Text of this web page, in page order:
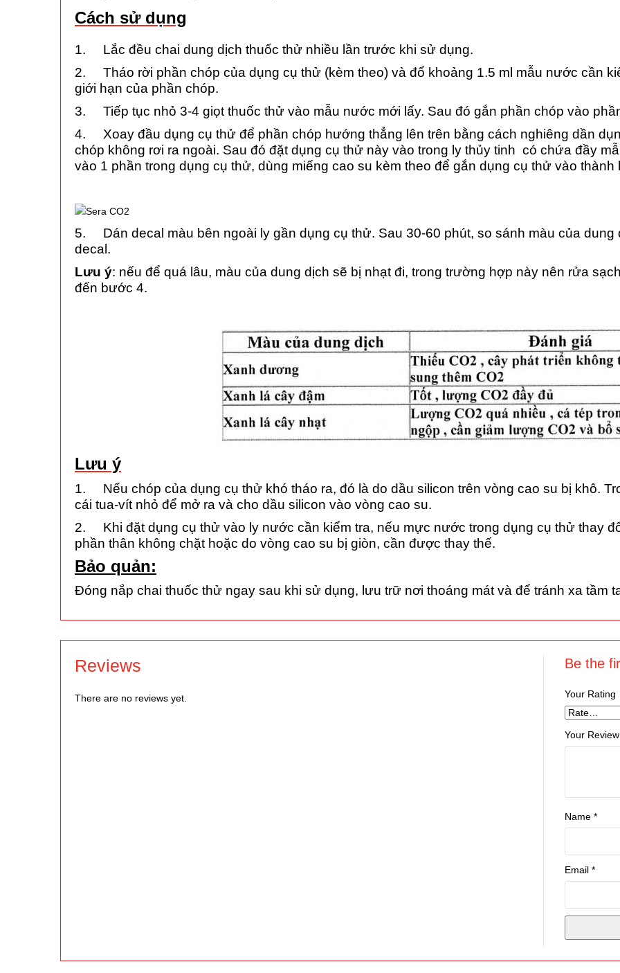
Cách sử dụng
1. Lắc đều chai dung dịch thuốc thử nhiều lần trước khi sử dụng.
2. Tháo rời phần chóp của dụng cụ thử (kèm theo) và đổ khoảng 1.5 ml mẫu nước cần
giới hạn của phần chóp.
3. Tiếp tục nhỏ 3-4 giọt thuốc thử vào mẫu nước mới lấy. Sau đó gắn phần chóp vào
4. Xoay đầu dụng cụ thử để phần chóp hướng thẳng lên trên bằng cách nghiêng dần
chóp không rơi ra ngoài. Sau đó đặt dụng cụ thử này vào trong ly thủy tinh có chứa đầy
vào 1 phần trong dụng cụ thử, dùng miếng cao su kèm theo để gắn dụng cụ thử vào thành
5. Dán decal màu bên ngoài ly gần dụng cụ thử. Sau 30-60 phút, so sánh màu của dung
decal.
Lưu ý: nếu để quá lâu, màu của dung dịch sẽ bị nhạt đi, trong trường hợp này nên rửa
đến bước 4.
Lưu ý
1. Nếu chóp của dụng cụ thử khó tháo ra, đó là do dầu silicon trên vòng cao su bị khô.
cái tua-vít nhỏ để mở ra và cho dầu silicon vào vòng cao su.
2. Khi đặt dụng cụ thử vào ly nước cần kiểm tra, nếu mực nước trong dụng cụ thử thay
phần thân không chặt hoặc do vòng cao su bị giòn, cần được thay thế.
Bảo quản:
Đóng nắp chai thuốc thử ngay sau khi sử dụng, lưu trữ nơi thoáng mát và để tránh xa tầm
Reviews
There are no reviews yet.
Be the
Your Rating
Your Review
Name *
Email *